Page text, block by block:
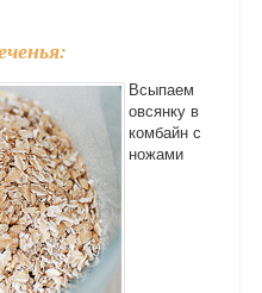
Всыпаем
овсянку в
комбайн с
ножами